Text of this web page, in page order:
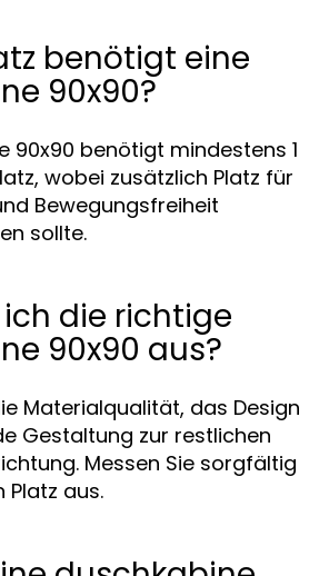
benötigt eine
90x90?
90x90 benötigt mindestens 1
wobei zusätzlich Platz für
Bewegungsfreiheit
sollte.
die richtige
90x90 aus?
Materialqualität, das Design
Gestaltung zur restlichen
Messen Sie sorgfältig
aus.